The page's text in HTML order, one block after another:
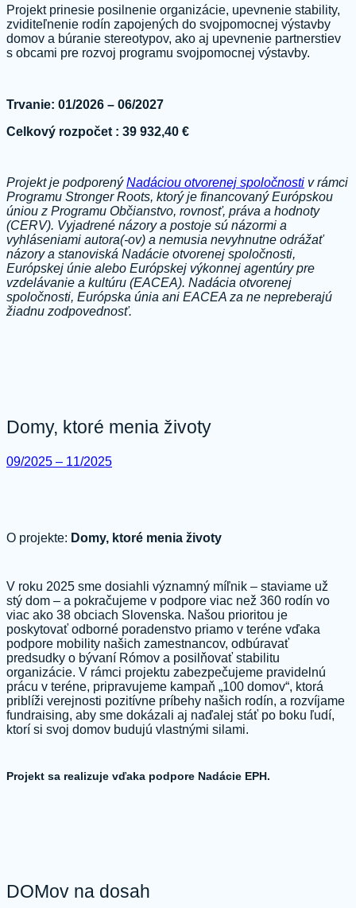
Projekt prinesie posilnenie organizácie, upevnenie stability,
zviditeľnenie rodín zapojených do svojpomocnej výstavby
domov a búranie stereotypov, ako aj upevnenie partnerstiev
s obcami pre rozvoj programu svojpomocnej výstavby.
Trvanie: 01/2026 – 06/2027
Celkový rozpočet : 39 932,40 €
Projekt je podporenýNadáciou otvorenej spoločnosti v rámci
Programu Stronger Roots, ktorý je financovaný Európskou
úniou z Programu Občianstvo, rovnosť, práva a hodnoty
(CERV). Vyjadrené názory a postoje sú názormi a
vyhláseniami autora(-ov) a nemusia nevyhnutne odrážať
názory a stanoviská Nadácie otvorenej spoločnosti,
Európskej únie alebo Európskej výkonnej agentúry pre
vzdelávanie a kultúru (EACEA). Nadácia otvorenej
spoločnosti, Európska únia ani EACEA za ne nepreberajú
žiadnu zodpovednosť.
Domy, ktoré menia životy
09/2025 – 11/2025
O projekte: Domy, ktoré menia životy
V roku 2025 sme dosiahli významný míľnik – staviame už
stý dom – a pokračujeme v podpore viac než 360 rodín vo
viac ako 38 obciach Slovenska. Našou prioritou je
poskytovať odborné poradenstvo priamo v teréne vďaka
podpore mobility našich zamestnancov, odbúravať
predsudky o bývaní Rómov a posilňovať stabilitu
organizácie. V rámci projektu zabezpečujeme pravidelnú
prácu v teréne, pripravujeme kampaň „100 domov“, ktorá
priblíži verejnosti pozitívne príbehy našich rodín, a rozvíjame
fundraising, aby sme dokázali aj naďalej stáť po boku ľudí,
ktorí si svoj domov budujú vlastnými silami.
Projekt sa realizuje vďaka podpore Nadácie EPH.
DOMov na dosah